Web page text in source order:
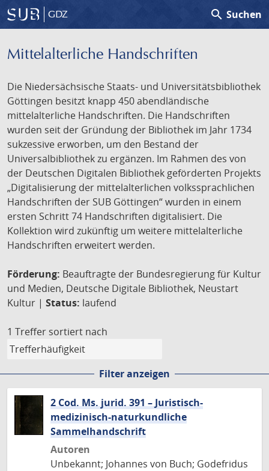
GDZ search Suchen
Mittelalterliche Handschriften
Die Niedersächsische Staats- und Universitätsbibliothek
Göttingen besitzt knapp 450 abendländische
mittelalterliche Handschriften. Die Handschriften
wurden seit der Gründung der Bibliothek im Jahr 1734
sukzessive erworben, um den Bestand der
Universalbibliothek zu ergänzen. Im Rahmen des von
der Deutschen Digitalen Bibliothek geförderten Projekts
„Digitalisierung der mittelalterlichen volkssprachlichen
Handschriften der SUB Göttingen“ wurden in einem
ersten Schritt 74 Handschriften digitalisiert. Die
Kollektion wird zukünftig um weitere mittelalterliche
Handschriften erweitert werden.
Förderung: Beauftragte der Bundesregierung für Kultur
und Medien, Deutsche Digitale Bibliothek, Neustart
Kultur | Status: laufend
1 Treffer sortiert nach
Filter anzeigen
2 Cod. Ms. jurid. 391 – Juristisch-
medizinisch-naturkundliche
Sammelhandschrift
Autoren
Unbekannt; Johannes von Buch; Godefridus